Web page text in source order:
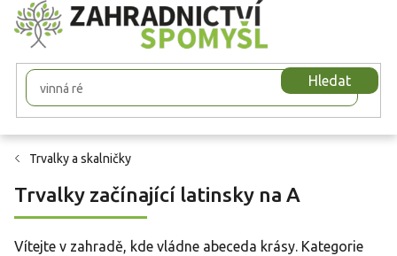
Přejít
na
obsah
Hledat
Trvalky a skalničky
Trvalky začínající latinsky na A
Vítejte v zahradě, kde vládne abeceda krásy. Kategorie